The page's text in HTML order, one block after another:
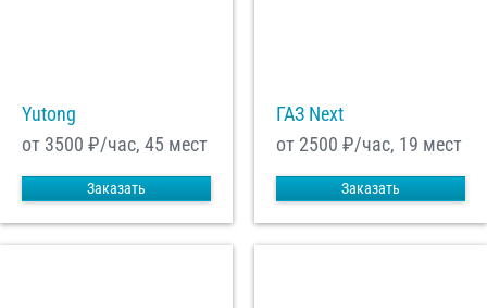
Yutong
от 3500 ₽/час, 45 мест
Заказать
ГАЗ Next
от 2500 ₽/час, 19 мест
Заказать